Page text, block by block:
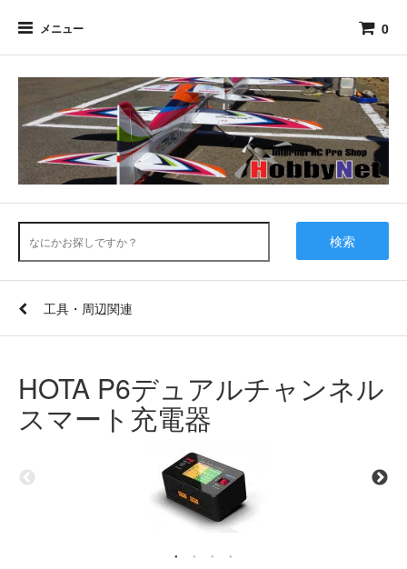
メニュー 0
検索
工具・周辺関連
HOTA P6デュアルチャンネル
スマート充電器